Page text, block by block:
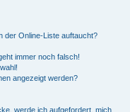
der Online-Liste auftaucht?
immer noch falsch!
angezeigt werden?
werde ich aufgefordert, mich